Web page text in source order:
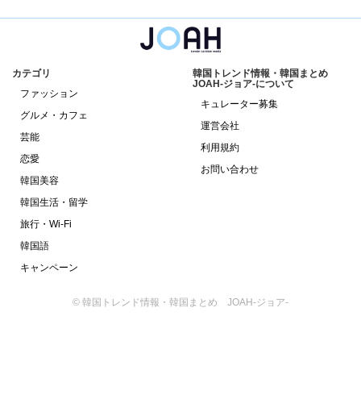
カテゴリ
ファッション
グルメ・カフェ
芸能
恋愛
韓国美容
韓国生活・留学
旅行・Wi-Fi
韓国語
キャンペーン
韓国トレンド情報・韓国まとめ
JOAH-ジョア-について
キュレーター募集
運営会社
利用規約
お問い合わせ
© 韓国トレンド情報・韓国まとめ JOAH-ジョア-